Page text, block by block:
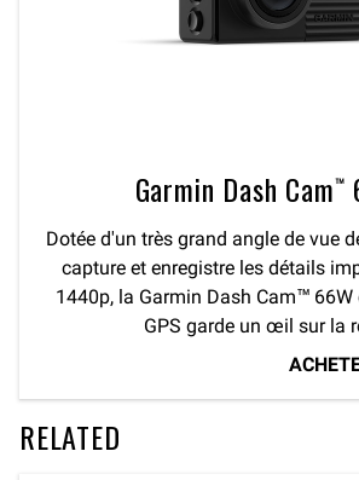
Garmin Dash Cam™
Dotée d'un très grand angle de vue
capture et enregistre les détails
1440p, la Garmin Dash Cam™
GPS garde un œil sur la
RELATED